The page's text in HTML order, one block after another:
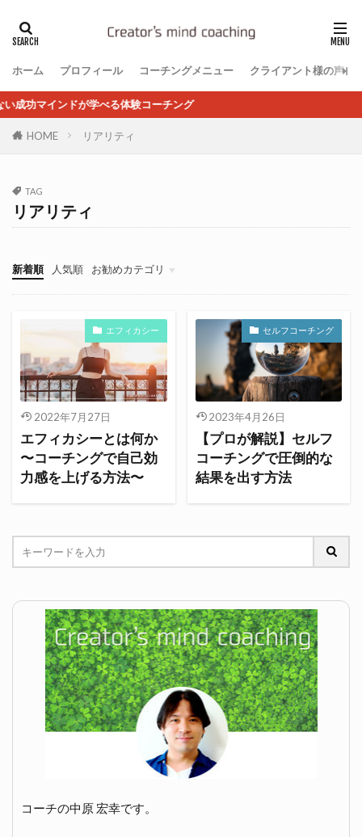
ホーム プロフィール コーチングメニュー クライアント様の声
べる体験コーチング
HOME リアリティ
TAG
リアリティ
新着順 人気順 お勧めカテゴリ
自分を変える方法論
恋愛・婚活・パートナー
仕事の悩み
自己肯定感
お金のマインドセット
コーチングの理論と実践を学ぶ
エフィカシー
2022年7月27日
エフィカシーとは何か
〜コーチングで自己効
力感を上げる方法〜
セルフコーチング
2023年4月26日
【プロが解説】セルフ
コーチングで圧倒的な
結果を出す方法
コーチの中原 宏幸です。